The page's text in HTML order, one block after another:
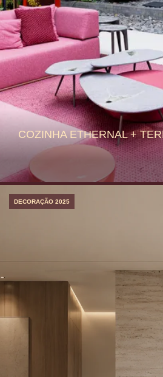
COZINHA ETHERNAL +
DECORAÇÃO 2025